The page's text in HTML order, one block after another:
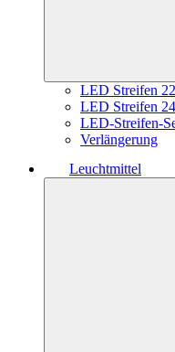
LED Streifen
LED Streifen
LED-Streifen-
Verlängerung
Leuchtmittel